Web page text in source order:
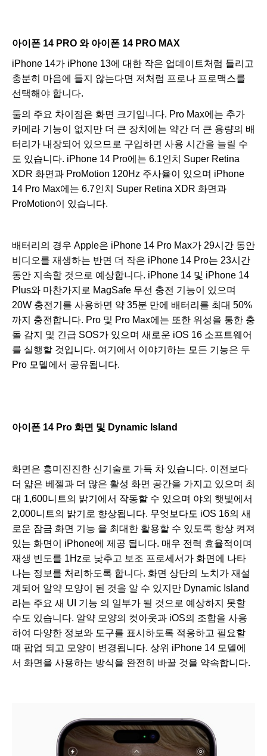
아이폰 14 PRO 와 아이폰 14 PRO MAX
iPhone 14가 iPhone 13에 대한 작은 업데이트처럼 들리고
충분히 마음에 들지 않는다면 저처럼 프로나 프로맥스를
선택해야 합니다.
둘의 주요 차이점은 화면 크기입니다. Pro Max에는 추가
카메라 기능이 없지만 더 큰 장치에는 약간 더 큰 용량의 배
터리가 내장되어 있으므로 구입하면 사용 시간을 늘릴 수
도 있습니다. iPhone 14 Pro에는 6.1인치 Super Retina
XDR 화면과 ProMotion 120Hz 주사율이 있으며 iPhone
14 Pro Max에는 6.7인치 Super Retina XDR 화면과
ProMotion이 있습니다.
배터리의 경우 Apple은 iPhone 14 Pro Max가 29시간 동안
비디오를 재생하는 반면 더 작은 iPhone 14 Pro는 23시간
동안 지속할 것으로 예상합니다. iPhone 14 및 iPhone 14
Plus와 마찬가지로 MagSafe 무선 충전 기능이 있으며
20W 충전기를 사용하면 약 35분 만에 배터리를 최대 50%
까지 충전합니다. Pro 및 Pro Max에는 또한 위성을 통한 충
돌 감지 및 긴급 SOS가 있으며 새로운 iOS 16 소프트웨어
를 실행할 것입니다. 여기에서 이야기하는 모든 기능은 두
Pro 모델에서 공유됩니다.
아이폰 14 Pro 화면 및 Dynamic Island
화면은 흥미진진한 신기술로 가득 차 있습니다. 이전보다
더 얇은 베젤과 더 많은 활성 화면 공간을 가지고 있으며 최
대 1,600니트의 밝기에서 작동할 수 있으며 야외 햇빛에서
2,000니트의 밝기로 향상됩니다. 무엇보다도 iOS 16의 새
로운 잠금 화면 기능 을 최대한 활용할 수 있도록 항상 켜져
있는 화면이 iPhone에 제공 됩니다. 매우 전력 효율적이며
재생 빈도를 1Hz로 낮추고 보조 프로세서가 화면에 나타
나는 정보를 처리하도록 합니다. 화면 상단의 노치가 재설
계되어 알약 모양이 된 것을 알 수 있지만 Dynamic Island
라는 주요 새 UI 기능 의 일부가 될 것으로 예상하지 못할
수도 있습니다. 알약 모양의 컷아웃과 iOS의 조합을 사용
하여 다양한 정보와 도구를 표시하도록 적응하고 필요할
때 팝업 되고 모양이 변경됩니다. 상위 iPhone 14 모델에
서 화면을 사용하는 방식을 완전히 바꿀 것을 약속합니다.